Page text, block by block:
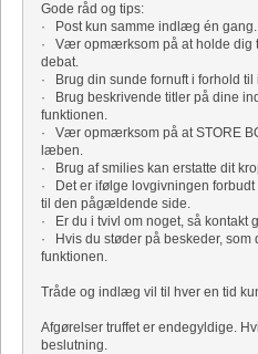
Gode råd og tips:
· Post kun samme indlæg én gang.
· Vær opmærksom på at holde dig
debat.
· Brug din sunde fornuft i forhold
· Brug beskrivende titler på dine
funktionen.
· Vær opmærksom på at STORE
læben.
· Brug af smilies kan erstatte dit
· Det er ifølge lovgivningen
til den pågældende side.
· Er du i tvivl om noget, så kontakt
· Hvis du støder på beskeder,
funktionen.
Tråde og indlæg vil til hver en tid
Afgørelser truffet er endegyldige.
beslutning.